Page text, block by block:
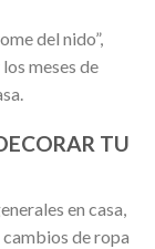
del nido”,
meses de
TU
en casa,
de ropa